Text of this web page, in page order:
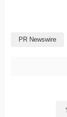
PR Newswire